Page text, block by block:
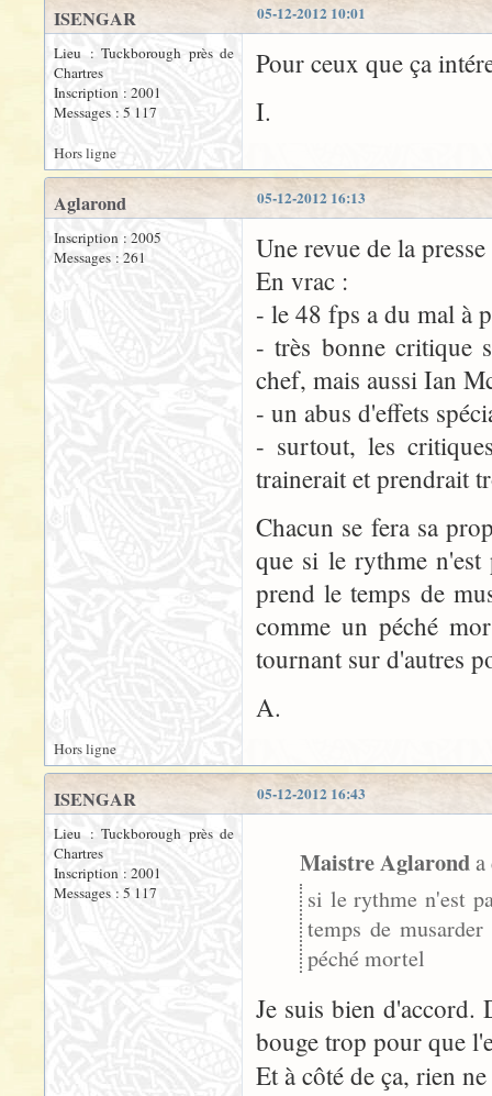
05-12-2012 10:01
ISENGAR
Lieu : Tuckborough près de
Chartres
Inscription : 2001
Messages : 5 117
Pour ceux que ça
I.
Hors ligne
05-12-2012 16:13
Aglarond
Inscription : 2005
Messages : 261
Une revue de la
En vrac :
- le 48 fps a du mal à
- très bonne critique
chef, mais aussi Ian
- un abus d'effets
- surtout, les
trainerait et prendrait
Chacun se fera sa
que si le rythme
prend le temps de
comme un péché
tournant sur d'autres
A.
Hors ligne
05-12-2012 16:43
ISENGAR
Lieu : Tuckborough près de
Chartres
Inscription : 2001
Messages : 5 117
Maistre Aglarond
si le rythme n'est
temps de
péché mortel
Je suis bien d'accord.
bouge trop pour que
Et à côté de ça, rien